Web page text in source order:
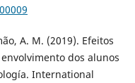
A. M. (2019). Efeitos
dos alunos
International